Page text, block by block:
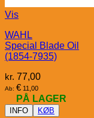
Vis
WAHL
Special Blade Oil
(1854-7935)
kr. 77,00
Ab: € 11,00
PÅ LAGER
INFO KØB